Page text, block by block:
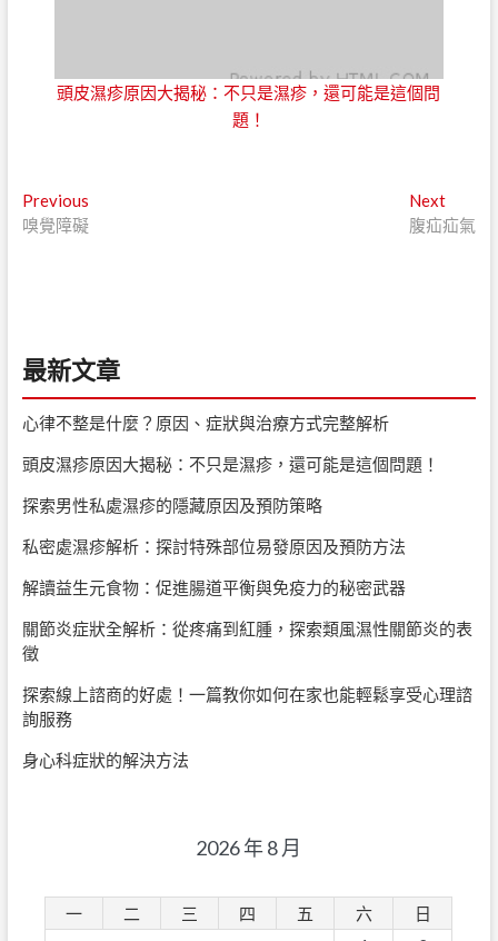
頭皮濕疹原因大揭秘：不只是濕疹，還可能是這個問
題！
文
章
Previous
Previous
嗅覺障礙
NextNext
post:
腹疝疝氣
最新文章
心律不整是什麼？原因、症狀與治療方式完整解析
頭皮濕疹原因大揭秘：不只是濕疹，還可能是這個問題！
探索男性私處濕疹的隱藏原因及預防策略
私密處濕疹解析：探討特殊部位易發原因及預防方法
解讀益生元食物：促進腸道平衡與免疫力的秘密武器
關節炎症狀全解析：從疼痛到紅腫，探索類風濕性關節炎的表
徵
探索線上諮商的好處！一篇教你如何在家也能輕鬆享受心理諮
詢服務
身心科症狀的解決方法
2026 年 8 月
一 二 三 四 五 六
日